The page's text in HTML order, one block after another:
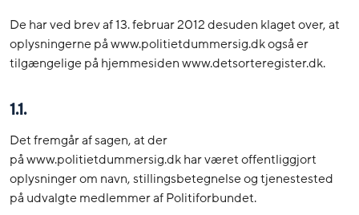
De har ved brev af 13. februar 2012 desuden klaget over, at
oplysningerne på www.politietdummersig.dk også er
tilgængelige på hjemmesiden www.detsorteregister.dk.
1.1.
Det fremgår af sagen, at der
på www.politietdummersig.dk har været offentliggjort
oplysninger om navn, stillingsbetegnelse og tjenestested
på udvalgte medlemmer af Politiforbundet.